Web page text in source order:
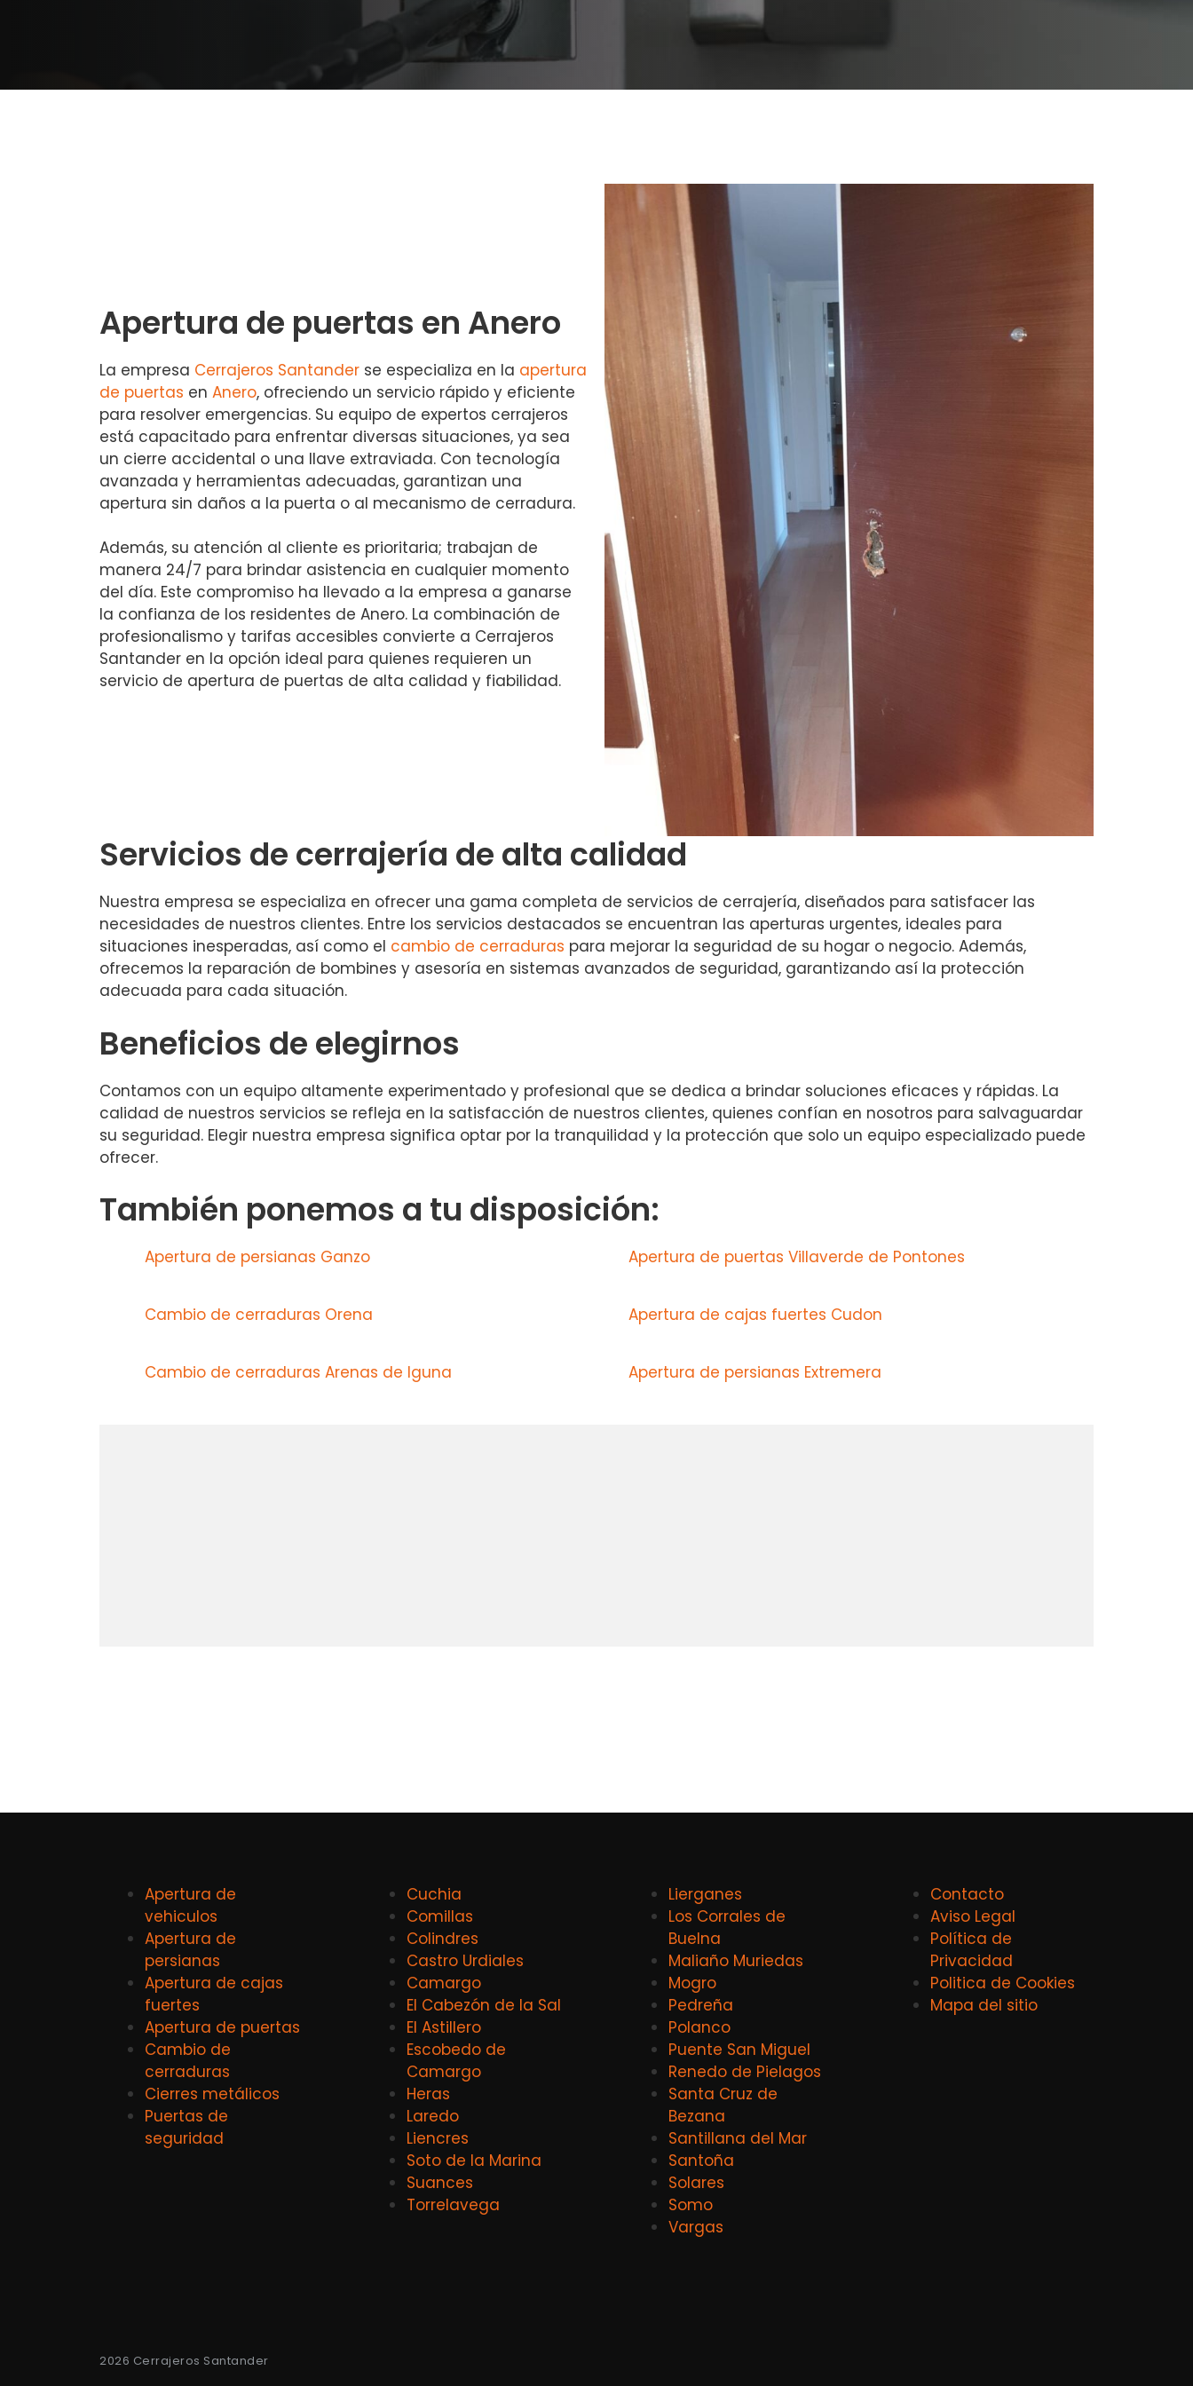
Apertura de puertas en Anero
La empresa Cerrajeros Santander se especializa en la apertura
de puertas en Anero, ofreciendo un servicio rápido y eficiente
para resolver emergencias. Su equipo de expertos cerrajeros
está capacitado para enfrentar diversas situaciones, ya sea
un cierre accidental o una llave extraviada. Con tecnología
avanzada y herramientas adecuadas, garantizan una
apertura sin daños a la puerta o al mecanismo de cerradura.
Además, su atención al cliente es prioritaria; trabajan de
manera 24/7 para brindar asistencia en cualquier momento
del día. Este compromiso ha llevado a la empresa a ganarse
la confianza de los residentes de Anero. La combinación de
profesionalismo y tarifas accesibles convierte a Cerrajeros
Santander en la opción ideal para quienes requieren un
servicio de apertura de puertas de alta calidad y fiabilidad.
Servicios de cerrajería de alta calidad
Nuestra empresa se especializa en ofrecer una gama completa de servicios de cerrajería, diseñados para satisfacer las
necesidades de nuestros clientes. Entre los servicios destacados se encuentran las aperturas urgentes, ideales para
situaciones inesperadas, así como el cambio de cerraduras para mejorar la seguridad de su hogar o negocio. Además,
ofrecemos la reparación de bombines y asesoría en sistemas avanzados de seguridad, garantizando así la protección
adecuada para cada situación.
Beneficios de elegirnos
Contamos con un equipo altamente experimentado y profesional que se dedica a brindar soluciones eficaces y rápidas. La
calidad de nuestros servicios se refleja en la satisfacción de nuestros clientes, quienes confían en nosotros para salvaguardar
su seguridad. Elegir nuestra empresa significa optar por la tranquilidad y la protección que solo un equipo especializado puede
ofrecer.
También ponemos a tu disposición:
Apertura de persianas Ganzo Apertura de puertas Villaverde de Pontones
Cambio de cerraduras Orena Apertura de cajas fuertes Cudon
Cambio de cerraduras Arenas de Iguna Apertura de persianas Extremera
Apertura de
vehiculos
Apertura de
persianas
Apertura de cajas
fuertes
Apertura de puertas
Cambio de
cerraduras
Cierres metálicos
Puertas de
seguridad
Cuchia
Comillas
Colindres
Castro Urdiales
Camargo
El Cabezón de la Sal
El Astillero
Escobedo de
Camargo
Heras
Laredo
Liencres
Soto de la Marina
Suances
Torrelavega
Lierganes
Los Corrales de
Buelna
Maliaño Muriedas
Mogro
Pedreña
Polanco
Puente San Miguel
Renedo de Pielagos
Santa Cruz de
Bezana
Santillana del Mar
Santoña
Solares
Somo
Vargas
Contacto
Aviso Legal
Política de
Privacidad
Politica de Cookies
Mapa del sitio
2026 Cerrajeros Santander